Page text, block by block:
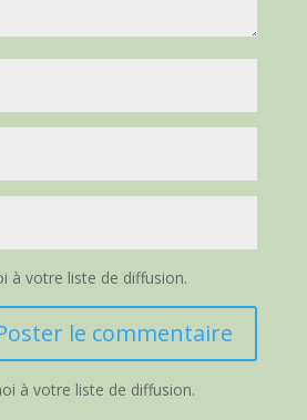
à votre liste de diffusion.
à votre liste de diffusion.